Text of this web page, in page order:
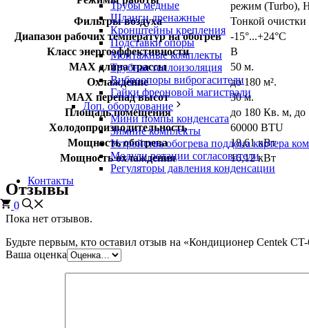
Трубы медные
Шланги дренажные
Кронштейны крепления
Подставки опоры
Монтажные комплекты
Трубная теплоизоляция
Виброопоры виброгасители
Гайки фреоновой магистрали
Доп. оборудование
Мини помпы конденсата
Зимние комплекты
Устройства обогрева поддона картера
Модули ротации согласователи
Регуляторы давления конденсации
Контакты
0
режим (Turbo),
Фильтры воздуха
Тонкой очистки
Диапазон рабочих температур на обогрев
-15°...+24°C
Класс энергоэффективности
B
MAX длина трассы
50 м.
Охлаждение
до 180 м².
MAX перепад высот
30 м.
Площадь помещения
до 180 Кв. м,
Холодопроизводительность
60000 BTU
Мощность обогрева
18,61 кВт
Мощность охлаждения
16,12 кВт
Отзывы
Пока нет отзывов.
Будьте первым, кто оставил отзыв на «Кондиционер Centek
Ваша оценка